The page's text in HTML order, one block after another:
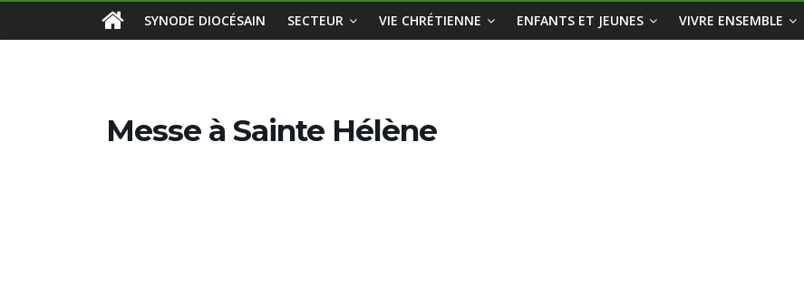
pastoral
Draveil
SYNODE DIOCÉSAIN SECTEUR VIE CHRÉTIENNE ENFANTS ET JEUNES VIVRE ENSEMBLE
Messe à Sainte Hélène